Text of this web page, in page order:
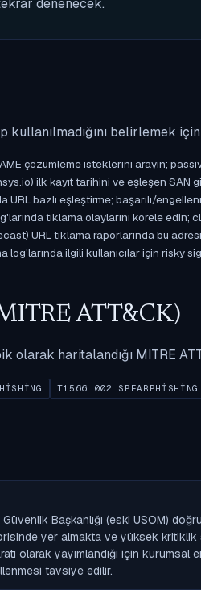
denenecek.
kullanılmadığını belirlemek
çözümleme isteklerini arayın;
ilk kayıt tarihini ve eşleşen SAN
bazlı eşleştirme; başarılı/
tıklama olaylarını korele
URL tıklama raporlarında bu
log'larında ilgili kullanıcılar için risky
ATT&CK)
olarak haritalandığı MITRE
T1566.002
Başkanlığı (eski USOM)
yer almakta ve yüksek
olarak yayımlandığı için
tavsiye edilir.